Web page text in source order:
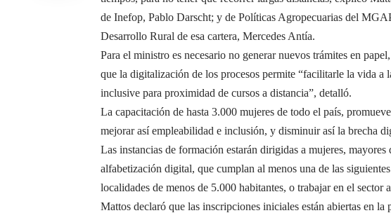
de Inefop, Pablo Darscht; y de Políticas Agropecuarias del
Desarrollo Rural de esa cartera, Mercedes Antía.
Para el ministro es necesario no generar nuevos trámites en
que la digitalización de los procesos permite “facilitarle la vida a
inclusive para proximidad de cursos a distancia”, detalló.
La capacitación de hasta 3.000 mujeres de todo el país,
mejorar así empleabilidad e inclusión, y disminuir así la brecha
Las instancias de formación estarán dirigidas a mujeres,
alfabetización digital, que cumplan al menos una de las
localidades de menos de 5.000 habitantes, o trabajar en el sector
Mattos declaró que las inscripciones iniciales están abiertas en